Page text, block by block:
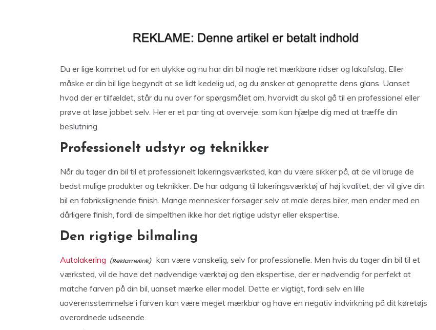
Du er lige kommet ud for en ulykke og nu har din bil nogle ret mærkbare ridser og lakafslag. Eller
måske er din bil lige begyndt at se lidt kedelig ud, og du ønsker at genoprette dens glans. Uanset
hvad der er tilfældet, står du nu over for spørgsmålet om, hvorvidt du skal gå til en professionel eller
prøve at løse jobbet selv. Her er et par ting at overveje, som kan hjælpe dig med at træffe din
beslutning.
Professionelt udstyr og teknikker
Når du tager din bil til et professionelt lakeringsværksted, kan du være sikker på, at de vil bruge de
bedst mulige produkter og teknikker. De har adgang til lakeringsværktøj af høj kvalitet, der vil give din
bil en fabrikslignende finish. Mange mennesker forsøger selv at male deres biler, men ender med en
dårligere finish, fordi de simpelthen ikke har det rigtige udstyr eller ekspertise.
Den rigtige bilmaling
Autolakering
kan være vanskelig, selv for professionelle. Men hvis du tager din bil til et
værksted, vil de have det nødvendige værktøj og den ekspertise, der er nødvendig for perfekt at
matche farven på din bil, uanset mærke eller model. Dette er vigtigt, fordi selv en lille
uoverensstemmelse i farven kan være meget mærkbar og have en negativ indvirkning på dit køretøjs
overordnede udseende.